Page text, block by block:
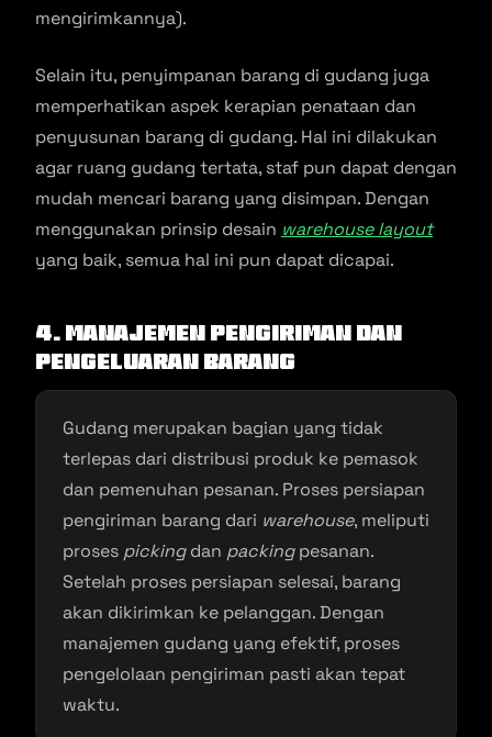
mengirimkannya).
Selain itu, penyimpanan barang di gudang juga
memperhatikan aspek kerapian penataan dan
penyusunan barang di gudang. Hal ini dilakukan
agar ruang gudang tertata, staf pun dapat dengan
mudah mencari barang yang disimpan. Dengan
menggunakan prinsip desain warehouse layout
yang baik, semua hal ini pun dapat dicapai.
4. Manajemen Pengiriman dan
Pengeluaran Barang
Gudang merupakan bagian yang tidak
terlepas dari distribusi produk ke pemasok
dan pemenuhan pesanan. Proses persiapan
pengiriman barang dari warehouse, meliputi
proses pickingdan packingpesanan.
Setelah proses persiapan selesai, barang
akan dikirimkan ke pelanggan. Dengan
manajemen gudang yang efektif, proses
pengelolaan pengiriman pasti akan tepat
waktu.